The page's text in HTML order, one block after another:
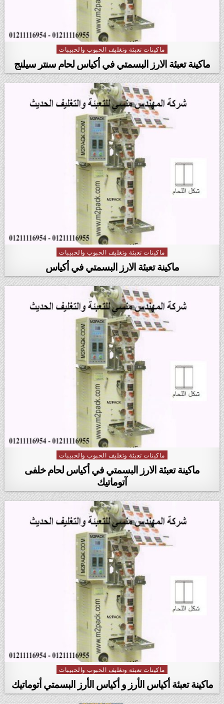
Posted in
ماكينات تعبئة وتغليف الحبوب والحبيبات
ماكينة تعبئة الارز البسمتي في أكياس لحام سنتر سيلنج
Posted in
ماكينات تعبئة وتغليف الحبوب والحبيبات
ماكينة تعبئة الارز البسمتي في أكياس
Posted in
ماكينات تعبئة وتغليف الحبوب والحبيبات
ماكينة تعبئة الارز البسمتي في أكياس لحام خلفى
آتوماتيك
Posted in
ماكينات تعبئة وتغليف الحبوب والحبيبات
ماكينة تعبئة أكياس الأرز و أكياس الأرز البسمتي أتوماتيك